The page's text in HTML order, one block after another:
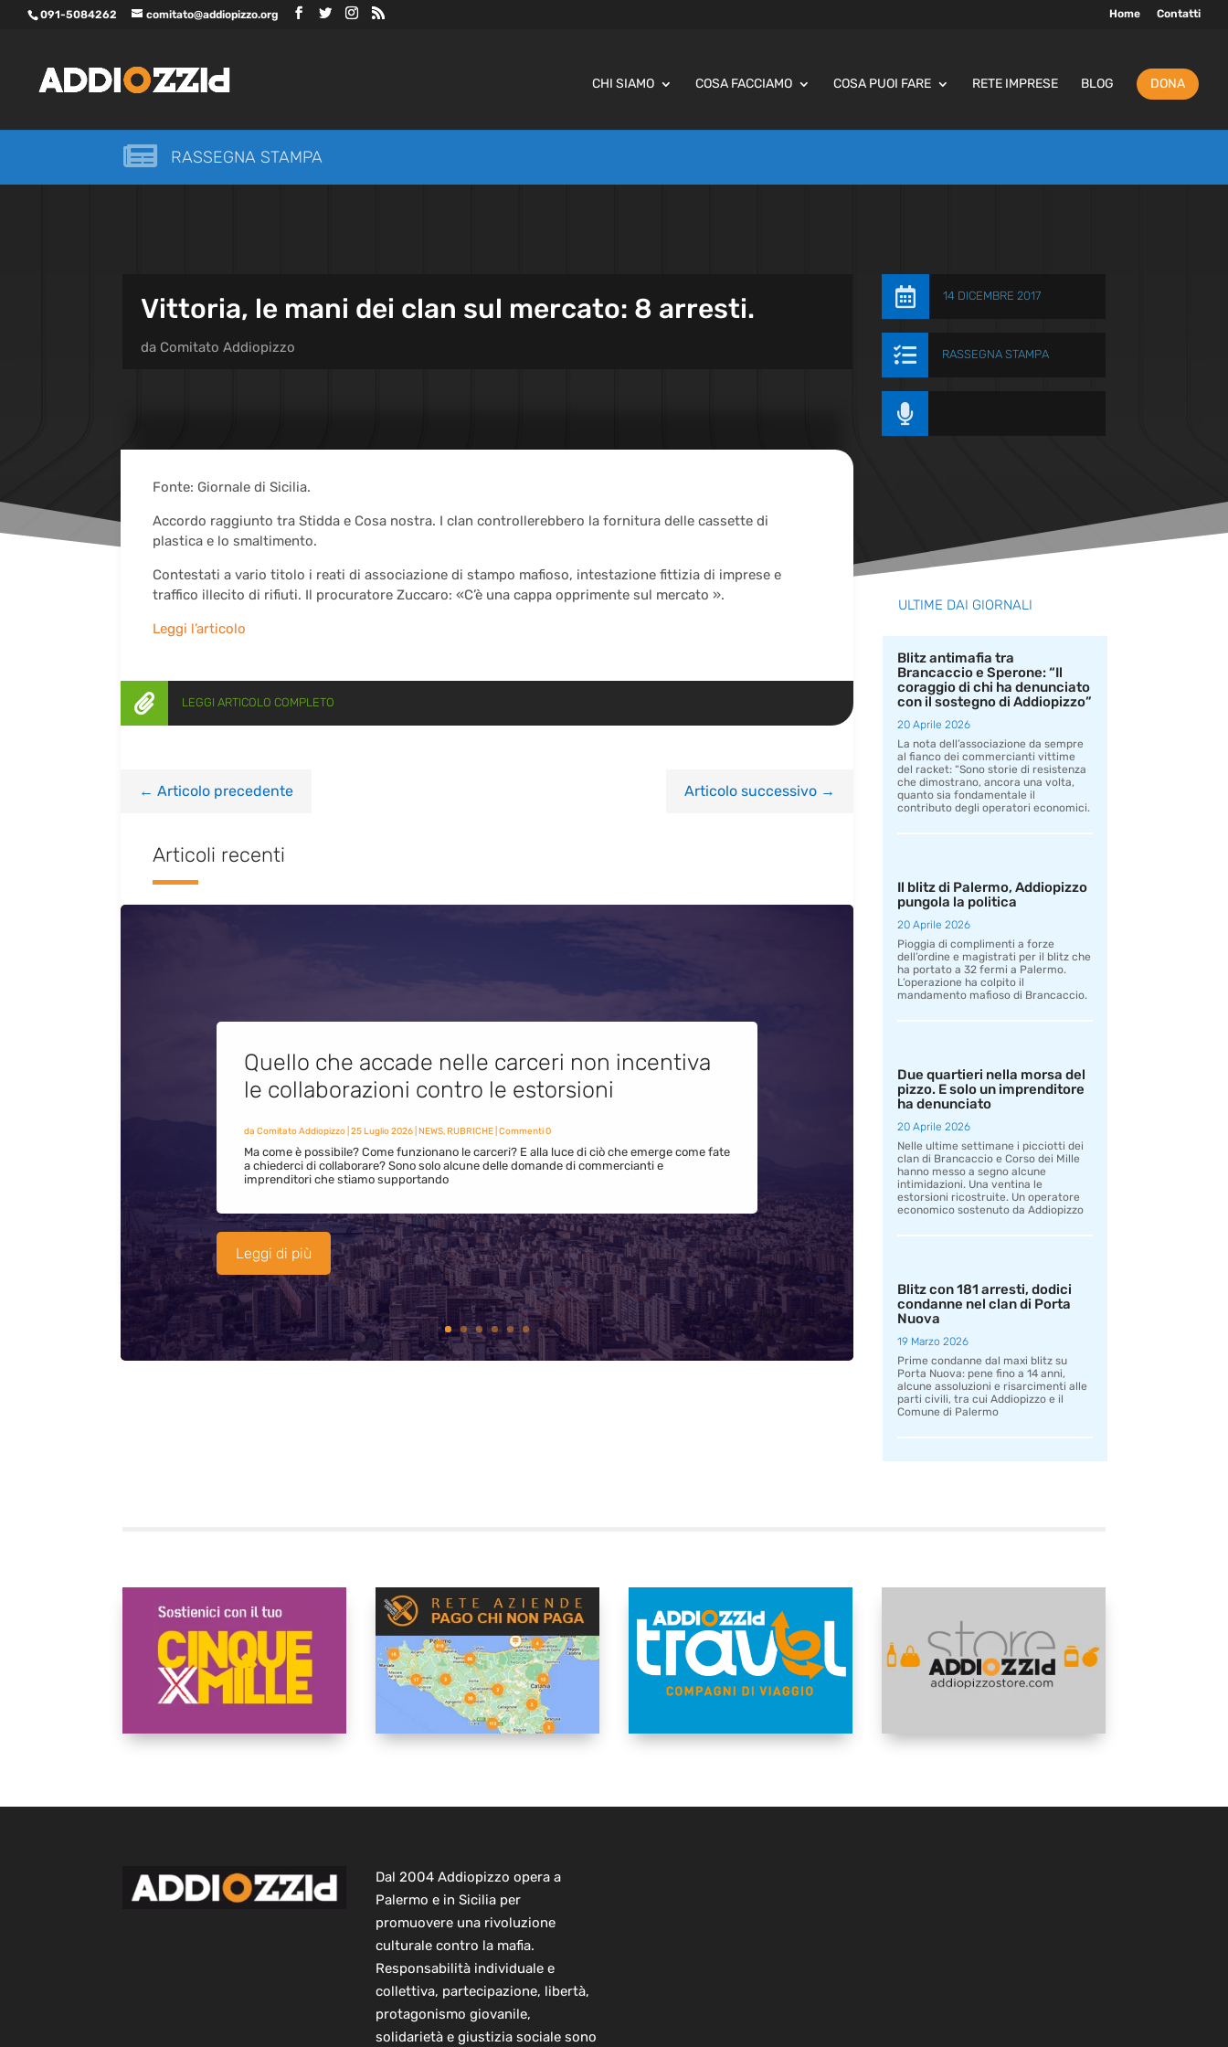
091-5084262 comitato@addiopizzo.org Home Contatti
CHI SIAMO COSA FACCIAMO COSA PUOI FARE RETE IMPRESE BLOG DONA
 RASSEGNA STAMPA
Vittoria, le mani dei clan sul mercato: 8 arresti.
da Comitato Addiopizzo
 14 DICEMBRE 2017
 RASSEGNA STAMPA

Fonte: Giornale di Sicilia.
Accordo raggiunto tra Stidda e Cosa nostra. I clan controllerebbero la fornitura delle cassette di
plastica e lo smaltimento.
Contestati a vario titolo i reati di associazione di stampo mafioso, intestazione fittizia di imprese e
traffico illecito di rifiuti. Il procuratore Zuccaro: «C’è una cappa opprimente sul mercato ».
Leggi l’articolo
 LEGGI ARTICOLO COMPLETO
← Articolo precedente Articolo successivo→
Articoli recenti
Quello che accade nelle carceri non incentiva
le collaborazioni contro le estorsioni
da Comitato Addiopizzo| 25 Luglio 2026| NEWS,RUBRICHE| Commenti 0
Ma come è possibile? Come funzionano le carceri? E alla luce di ciò che emerge come fate
a chiederci di collaborare? Sono solo alcune delle domande di commercianti e
imprenditori che stiamo supportando
Leggi di più
ULTIME DAI GIORNALI
Blitz antimafia tra
Brancaccio e Sperone: “Il
coraggio di chi ha denunciato
con il sostegno di Addiopizzo”
20 Aprile 2026
La nota dell’associazione da sempre
al fianco dei commercianti vittime
del racket: “Sono storie di resistenza
che dimostrano, ancora una volta,
quanto sia fondamentale il
contributo degli operatori economici.
Il blitz di Palermo, Addiopizzo
pungola la politica
20 Aprile 2026
Pioggia di complimenti a forze
dell’ordine e magistrati per il blitz che
ha portato a 32 fermi a Palermo.
L’operazione ha colpito il
mandamento mafioso di Brancaccio.
Due quartieri nella morsa del
pizzo. E solo un imprenditore
ha denunciato
20 Aprile 2026
Nelle ultime settimane i picciotti dei
clan di Brancaccio e Corso dei Mille
hanno messo a segno alcune
intimidazioni. Una ventina le
estorsioni ricostruite. Un operatore
economico sostenuto da Addiopizzo
Blitz con 181 arresti, dodici
condanne nel clan di Porta
Nuova
19 Marzo 2026
Prime condanne dal maxi blitz su
Porta Nuova: pene fino a 14 anni,
alcune assoluzioni e risarcimenti alle
parti civili, tra cui Addiopizzo e il
Comune di Palermo
Dal 2004 Addiopizzo opera a
Palermo e in Sicilia per
promuovere una rivoluzione
culturale contro la mafia.
Responsabilità individuale e
collettiva, partecipazione, libertà,
protagonismo giovanile,
solidarietà e giustizia sociale sono